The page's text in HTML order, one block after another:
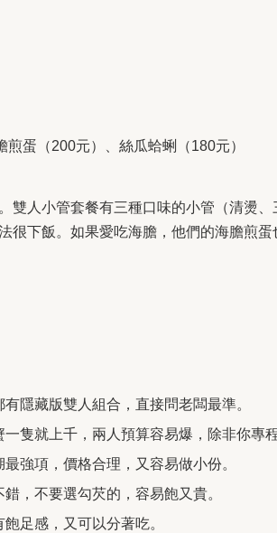
蛋（200元）、絲瓜蛤蜊（180元）
雙人小管套餐有三種口味的小管（清燙
很下飯。如果愛吃海膽，他們的海膽煎
隱藏版雙人組合，直接問老闆最準。
一隻就上千，兩人預算容易爆，除非你專程
強項，價格合理，又容易做小份。
，不要選勾芡的，容易飽又貴。
飽足感，又可以分著吃。